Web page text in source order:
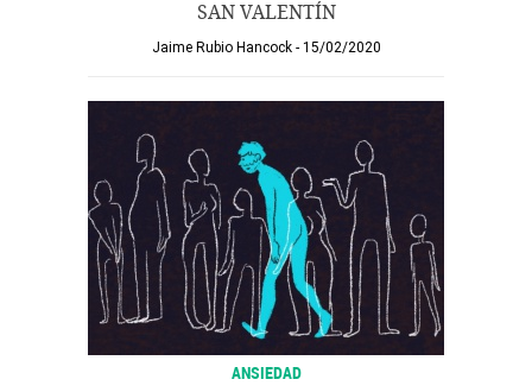
SAN VALENTÍN
Jaime Rubio Hancock 15/02/2020
ANSIEDAD